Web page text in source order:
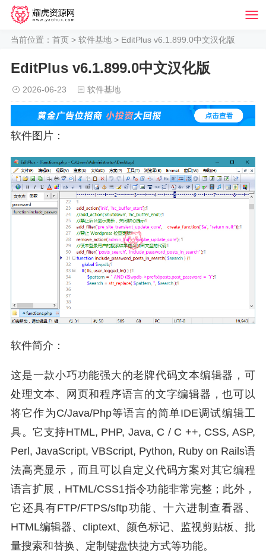
当前位置： 首页 > 软件基地 > EditPlus v6.1.899.0中文汉化版
EditPlus v6.1.899.0中文汉化版
2026-06-23 软件基地
软件图片：
软件简介：
这是一款小巧功能强大的老牌代码文本编辑器，可
处理文本、网页和程序语言的文字编辑器，也可以
将它作为C/Java/Php等语言的简单IDE调试编辑工
具。它支持HTML, PHP, Java, C / C ++, CSS, ASP,
Perl, JavaScript, VBScript, Python, Ruby on Rails语
法高亮显示，而且可以自定义代码方案对其它编程
语言扩展，HTML/CSS1指令功能非常完整；此外，
它还具有FTP/FTPS/sftp功能、十六进制查看器、
HTML编辑器、cliptext、颜色标记、监视剪贴板、批
量搜索和替换、定制键盘快捷方式等功能。